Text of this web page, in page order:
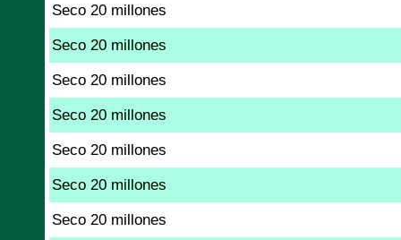
Seco 20 millones
Seco 20 millones
Seco 20 millones
Seco 20 millones
Seco 20 millones
Seco 20 millones
Seco 20 millones